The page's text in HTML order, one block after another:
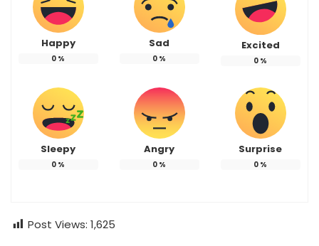
Happy
0 %
Sad
0 %
Excited
0 %
Sleepy
0 %
Angry
0 %
Surprise
0 %
Post Views: 1,625